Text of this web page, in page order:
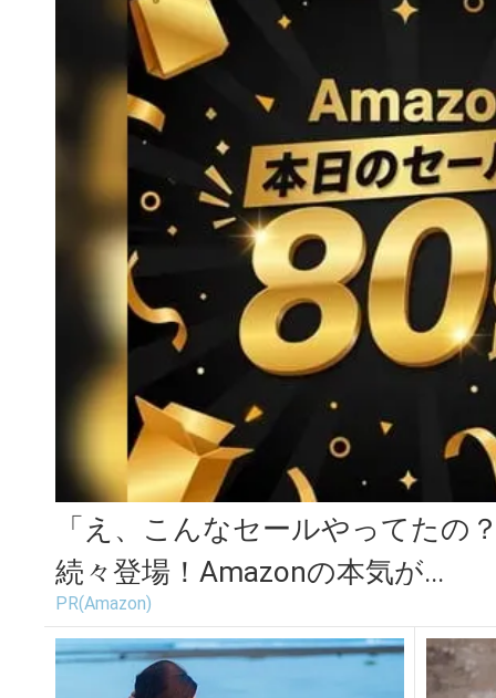
「え、こんなセールやってたの
続々登場！Amazonの本気が...
PR(Amazon)